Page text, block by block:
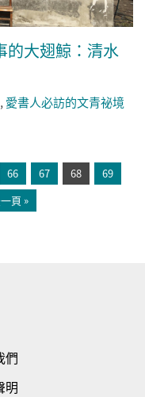
的大翅鯨：清水
, 愛書人必訪的文青祕境
66 67 68
69
頁 »
們
明